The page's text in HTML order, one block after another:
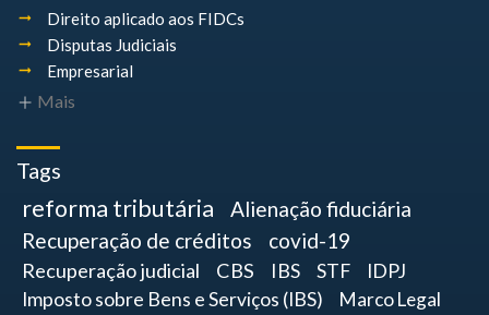
Direito aplicado aos FIDCs
Disputas Judiciais
Empresarial
Mais
Tags
reforma tributária
Alienação fiduciária
Recuperação de créditos
covid-19
Recuperação judicial CBS IBS STF
IDPJ
Imposto sobre Bens e Serviços (IBS)
Marco Legal